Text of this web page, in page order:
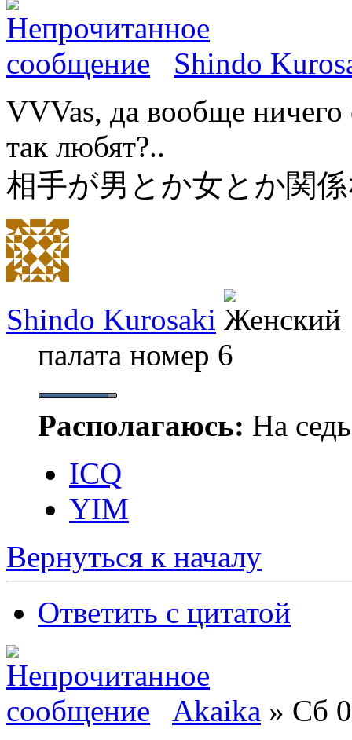
Shindo
VVVas, да вообще ничего
так любят?..
相手が男とか女とか関
Shindo Kurosaki
палата номер 6
Располагаюсь: На
ICQ
YIM
Вернуться к началу
Ответить с цитатой
Akaika » Сб